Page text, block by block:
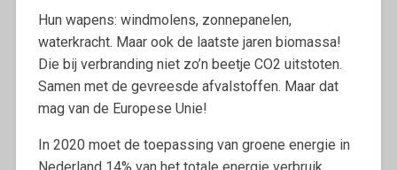
Hun wapens: windmolens, zonnepanelen,
waterkracht. Maar ook de laatste jaren biomassa!
Die bij verbranding niet zo’n beetje CO2 uitstoten.
Samen met de gevreesde afvalstoffen. Maar dat
mag van de Europese Unie!
In 2020 moet de toepassing van groene energie in